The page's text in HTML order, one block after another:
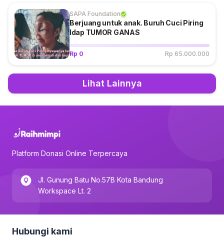
SAPA Foundation
Berjuang untuk anak. Buruh Cuci Piring
ldap TUMOR GANAS
Rp 0 Rp 65.000.000
Lihat Lainnya
Platform Donasi Online Terpercaya
Jl. Gunung Batu No.57B Kota Bandung
Workspace Lt. 2
Hubungi kami